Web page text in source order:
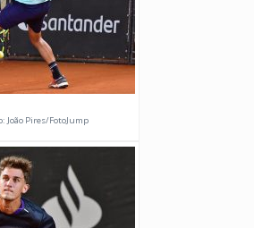
João Pires/FotoJump